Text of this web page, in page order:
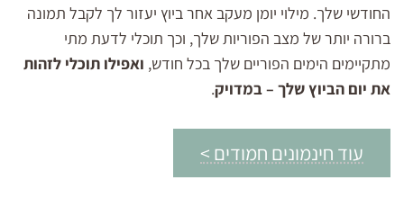
החודשי שלך. מילוי יומן מעקב אחר ביוץ יעזור לך לקבל תמונה
ברורה יותר של מצב הפוריות שלך, וכך תוכלי לדעת מתי
מתקיימים הימים הפוריים שלך בכל חודש, ואפילו תוכלי לזהות
את יום הביוץ שלך – במדויק.
עוד חינמונים חמודים >